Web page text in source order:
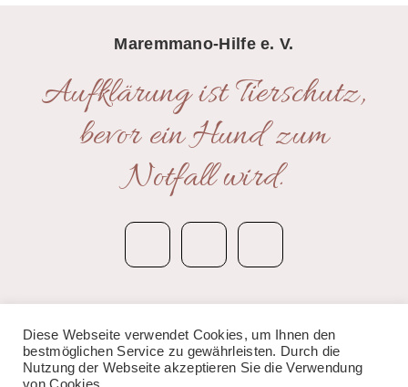
Maremmano-Hilfe e. V.
Aufklärung ist Tierschutz,
bevor ein Hund zum
Notfall wird.
© 2020 Anima Bianca – Maremmano-Hilfe e.V.
Diese Webseite verwendet Cookies, um Ihnen den
bestmöglichen Service zu gewährleisten. Durch die
Nutzung der Webseite akzeptieren Sie die Verwendung